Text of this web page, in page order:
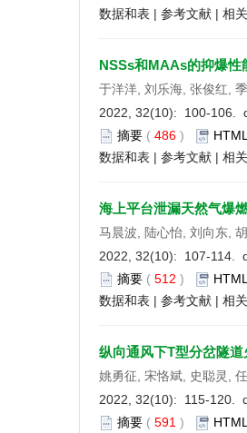
数据和表 | 参考文献 | 相
NSSs和MAAs的抑爆性
于洋洋, 刘乐海, 张俊红,
2022, 32(10): 100-106.
摘要 ( 486 ) HTML
数据和表 | 参考文献 | 相
海上平台泄漏天然气爆
马晨波, 陆心怡, 刘向东,
2022, 32(10): 107-114.
摘要 ( 512 ) HTML
数据和表 | 参考文献 | 相
纵向通风下T型分岔隧
姚勇征, 宋恪斌, 史聪灵,
2022, 32(10): 115-120.
摘要 ( 591 ) HTML